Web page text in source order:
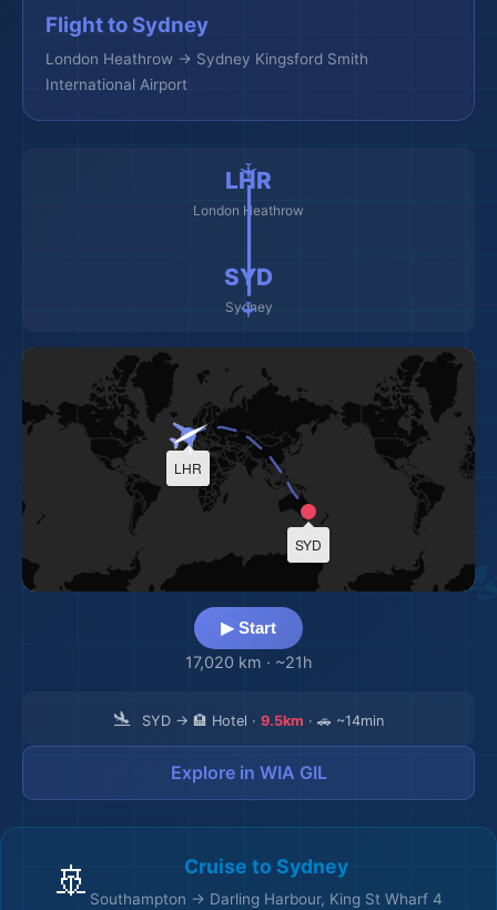
Flight to Sydney
London Heathrow → Sydney Kingsford Smith
International Airport
LHR
London Heathrow
✈️ ━━━━━━━━━ ✈️
SYD
Sydney
LHR
SYD
▶ Start
17,020 km · ~21h
🛬 SYD → 🏨 Hotel · 9.5km · 🚗 ~14min
Explore in WIA GIL
🚢 Cruise to Sydney
Southampton → Darling Harbour, King St Wharf 4